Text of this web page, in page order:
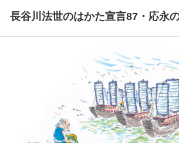
長谷川法世のはかた宣言87・応永